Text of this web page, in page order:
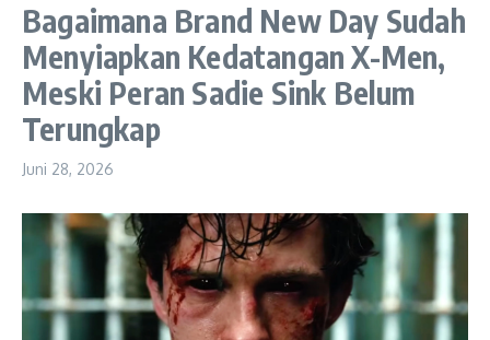
Bagaimana Brand New Day Sudah
Menyiapkan Kedatangan X-Men,
Meski Peran Sadie Sink Belum
Terungkap
Juni 28, 2026